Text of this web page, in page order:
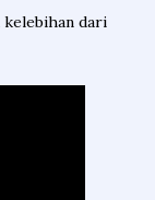
kelebihan dari